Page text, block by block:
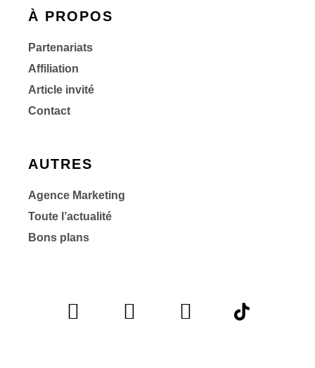
À PROPOS
Partenariats
Affiliation
Article invité
Contact
AUTRES
Agence Marketing
Toute l’actualité
Bons plans